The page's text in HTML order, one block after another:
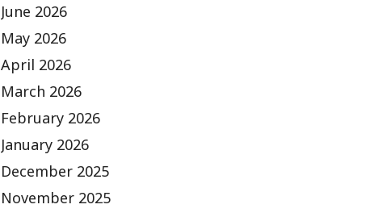
June 2026
May 2026
April 2026
March 2026
February 2026
January 2026
December 2025
November 2025